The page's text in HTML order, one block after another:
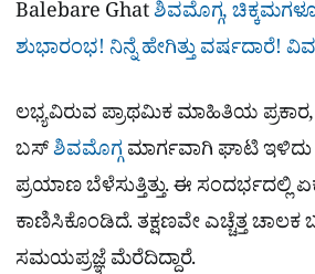
Balebare Ghatಶಿವಮೊಗ್ಗ,
ಶುಭಾರಂಭ! ನಿನ್ನೆ ಹೇಗಿತ್ತು ವರ್ಷದಾರೆ!
ಲಭ್ಯವಿರುವ ಪ್ರಾಥಮಿಕ ಮಾಹಿತಿಯ ಪ್ರಕಾರ,
ಬಸ್ಶಿವಮೊಗ್ಗಮಾರ್ಗವಾಗಿ ಘಾಟಿ ಇಳಿದು
ಪ್ರಯಾಣ ಬೆಳೆಸುತ್ತಿತ್ತು. ಈ ಸಂದರ್ಭದಲ್ಲಿ
ಕಾಣಿಸಿಕೊಂಡಿದೆ. ತಕ್ಷಣವೇ ಎಚ್ಚೆತ್ತ ಚಾಲಕ
ಸಮಯಪ್ರಜ್ಞೆ ಮೆರೆದಿದ್ದಾರೆ.